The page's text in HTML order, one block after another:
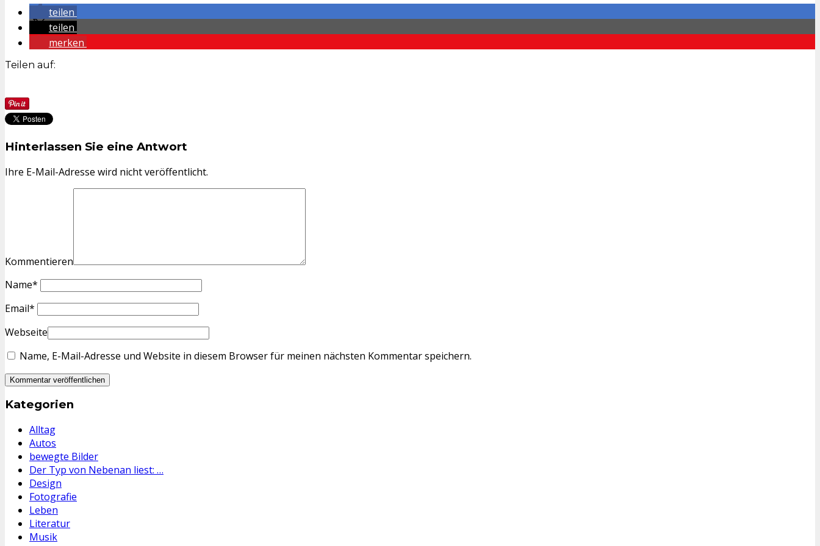
teilen
teilen
merken
Teilen auf:
Hinterlassen Sie eine Antwort
Ihre E-Mail-Adresse wird nicht veröffentlicht.
Kommentieren
Name*
Email*
Webseite
Name, E-Mail-Adresse und Website in diesem Browser für meinen nächsten Kommentar speichern.
Kategorien
Alltag
Autos
bewegte Bilder
Der Typ von Nebenan liest: …
Design
Fotografie
Leben
Literatur
Musik